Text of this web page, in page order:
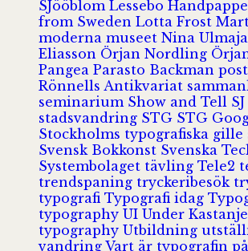
SJööblom Lessebo
from Sweden Lotta Frost
moderna museet Nina Ulmaja
Eliasson Örjan Nordling
Pangea Parasto Backman post
Rönnells Antikvariat
seminarium Show and Tell SJ
stadsvandring STG STG
Stockholms typografiska gille
Svensk Bokkonst Svenska
Systembolaget tävling Tele2
trendspaning tryckeribesök
typografi Typografi idag
typography UI Under
typography Utbildning
vandring Vart är typografin på